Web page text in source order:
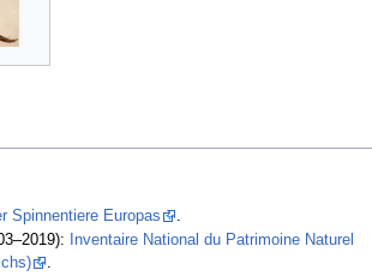
Spinnentiere Europas
Inventaire National du Patrimoine Naturel